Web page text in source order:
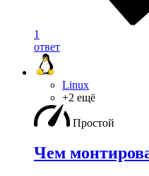
1
ответ
Linux
+2 ещё
Простой
Чем